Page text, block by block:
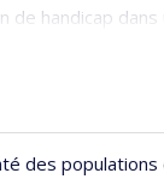
handicap
de la
Asie et en
(théories et
sociale, la
des populations